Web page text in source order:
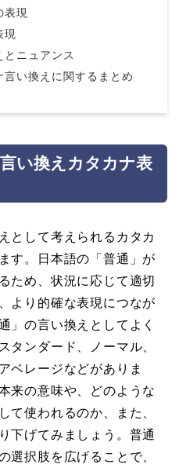
表現
現
とニュアンス
言い換えに関するまとめ
い換えカタカナ表
として考えられるカタカ
す。日本語の「普通」が
ため、状況に応じて適切
より的確な表現につなが
」の言い換えとしてよく
タンダード、ノーマル、
ベレージなどがありま
来の意味や、どのような
て使われるのか、また、
下げてみましょう。普通
選択肢を広げることで、